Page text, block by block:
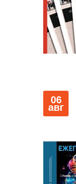
06
авг